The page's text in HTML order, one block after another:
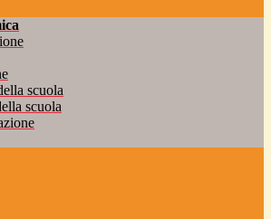
scuola
scuola